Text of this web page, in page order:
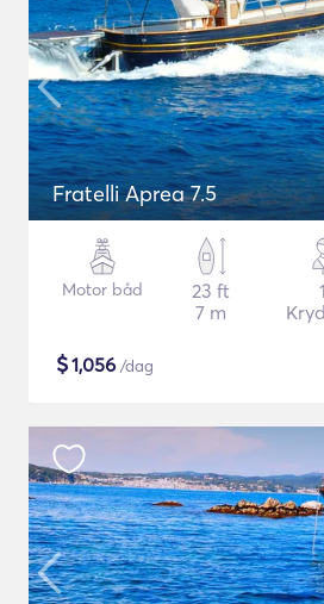
Fratelli Aprea 7.5
Motor båd
23 ft
7 m
$1,056 /dag